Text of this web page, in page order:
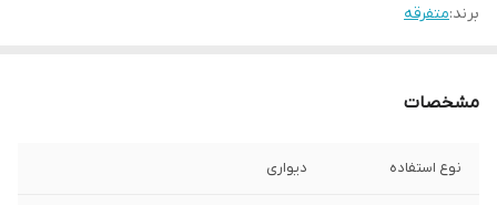
برند:متفرقه
مشخصات
نوع استفاده دیواری